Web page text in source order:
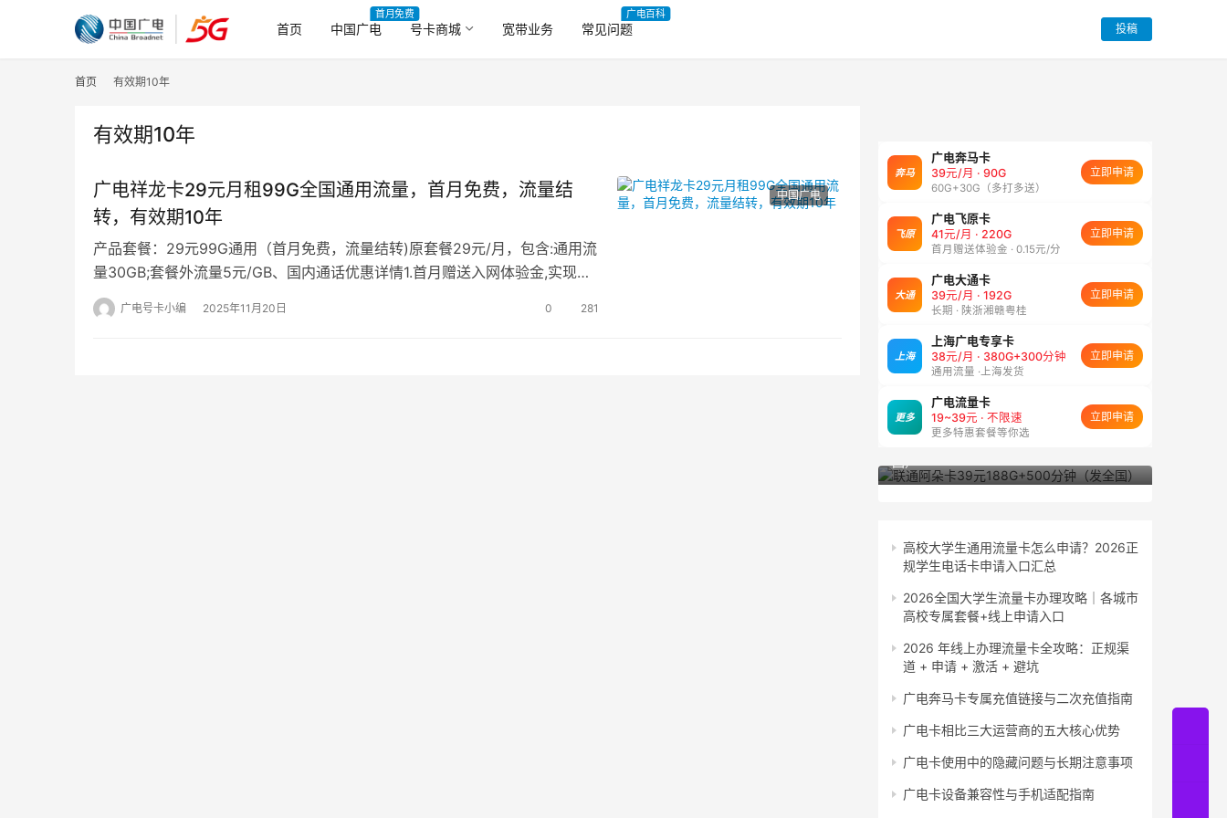
首页 中国广电
首月免费
号卡商城 宽带业务 常见问题
广电百科
投稿
首页 有效期10年
有效期10年
中国广电
广电祥龙卡29元月租99G全国通用流量，首月免费，流量结
转，有效期10年
产品套餐：29元99G通用（首月免费，流量结转)原套餐29元/月，包含:通用流
量30GB;套餐外流量5元/GB、国内通话优惠详情1.首月赠送入网体验金,实现首
月免月租。2.激活快递…
广电号卡小编 2025年11月20日 0 281
奔马
广电奔马卡
39元/月 · 90G
60G+30G（多打多送）
立即申请
飞原
广电飞原卡
41元/月 · 220G
首月赠送体验金 · 0.15元/分
立即申请
大通
广电大通卡
39元/月 · 192G
长期 · 陕浙湘赣粤桂
立即申请
上海
上海广电专享卡
38元/月 · 380G+300分钟
通用流量 ·上海发货
立即申请
更多
广电流量卡
19~39元 · 不限速
更多特惠套餐等你选
立即申请
高校大学生通用流量卡怎么申请？2026正
规学生电话卡申请入口汇总
2026全国大学生流量卡办理攻略｜各城市
高校专属套餐+线上申请入口
2026 年线上办理流量卡全攻略：正规渠
道 + 申请 + 激活 + 避坑
广电奔马卡专属充值链接与二次充值指南
广电卡相比三大运营商的五大核心优势
广电卡使用中的隐藏问题与长期注意事项
广电卡设备兼容性与手机适配指南